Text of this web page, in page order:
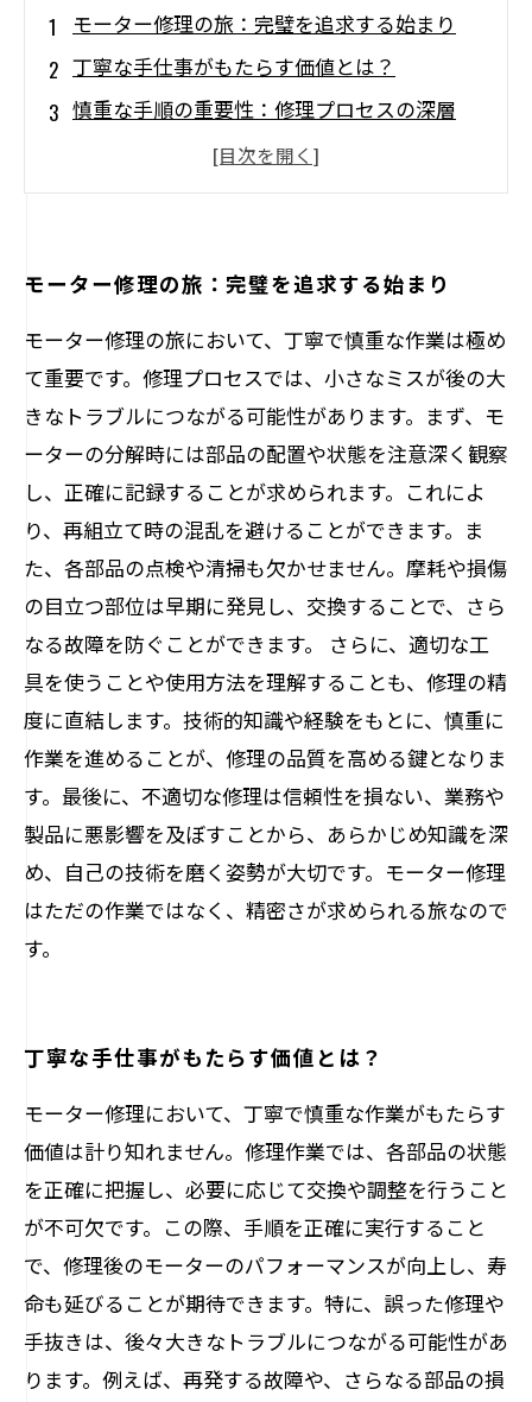
モーター修理の旅：完璧を追求する始まり
丁寧な手仕事がもたらす価値とは？
慎重な手順の重要性：修理プロセスの深層
成功するモーター修理の秘密：プロの技術
不適切な修理が引き起こすリスクとは？
未来への一歩：新米技術者とモーター修理の
モーター修理の旅：完璧を追求する始まり
モーター修理の旅において、丁寧で慎重な作業は極め
て重要です。修理プロセスでは、小さなミスが後の大
きなトラブルにつながる可能性があります。まず、モ
ーターの分解時には部品の配置や状態を注意深く観察
し、正確に記録することが求められます。これによ
り、再組立て時の混乱を避けることができます。ま
た、各部品の点検や清掃も欠かせません。摩耗や損傷
の目立つ部位は早期に発見し、交換することで、さら
なる故障を防ぐことができます。 さらに、適切な工
具を使うことや使用方法を理解することも、修理の精
度に直結します。技術的知識や経験をもとに、慎重に
作業を進めることが、修理の品質を高める鍵となりま
す。最後に、不適切な修理は信頼性を損ない、業務や
製品に悪影響を及ぼすことから、あらかじめ知識を深
め、自己の技術を磨く姿勢が大切です。モーター修理
はただの作業ではなく、精密さが求められる旅なので
す。
丁寧な手仕事がもたらす価値とは？
モーター修理において、丁寧で慎重な作業がもたらす
価値は計り知れません。修理作業では、各部品の状態
を正確に把握し、必要に応じて交換や調整を行うこと
が不可欠です。この際、手順を正確に実行すること
で、修理後のモーターのパフォーマンスが向上し、寿
命も延びることが期待できます。特に、誤った修理や
手抜きは、後々大きなトラブルにつながる可能性があ
ります。例えば、再発する故障や、さらなる部品の損